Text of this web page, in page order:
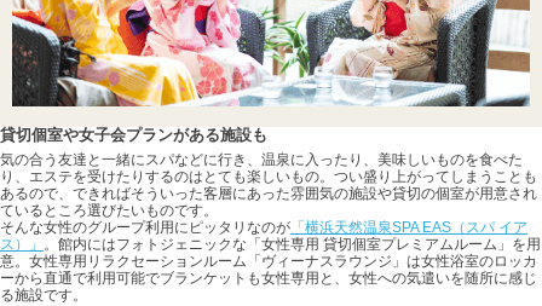
貸切個室や女子会プランがある施設も
気の合う友達と一緒にスパなどに行き、温泉に入ったり、美味しいものを食べた
り、エステを受けたりするのはとても楽しいもの。つい盛り上がってしまうことも
あるので、できればそういった客層にあった雰囲気の施設や貸切の個室が用意され
ているところ選びたいものです。
そんな女性のグループ利用にピッタリなのが 「横浜天然温泉SPA EAS（スパ イア
ス）」 。館内にはフォトジェニックな「女性専用 貸切個室プレミアムルーム」を用
意。女性専用リラクセーションルーム「ヴィーナスラウンジ」は女性浴室のロッカ
ーから直通で利用可能でブランケットも女性専用と、女性への気遣いを随所に感じ
る施設です。